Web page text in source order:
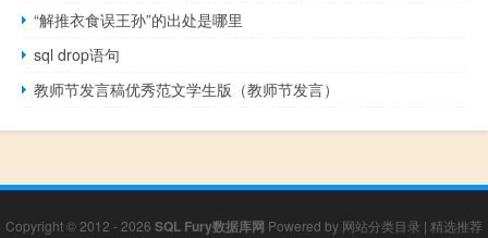
“解推衣食误王孙”的出处是哪里
sql drop语句
教师节发言稿优秀范文学生版（教师节发言）
Copyright © 2012 - 2026 SQL Fury数据库网 Powered by 网站分类目录 | 精选推荐